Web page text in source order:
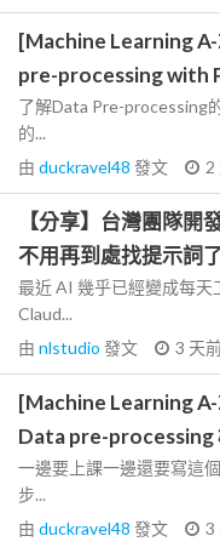
[Machine Learning
pre-processing with
了解Data Pre-processing
的...
由 duckravel48 發文 2
【分享】台灣團隊
不用再到處找提示詞
最近 AI 幾乎已經變成每天
Claud...
由 nlstudio 發文 3 天
[Machine Learning
Data pre-processing
一邊要上課一邊還要寫這
步...
由 duckravel48 發文 3